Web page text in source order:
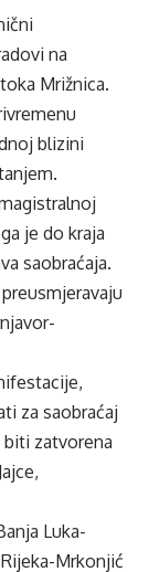
na
Mrižnica.
blizini
je do kraja
saobraćaja.
za saobraćaj
zatvorena
Luka-
Mrkonjić